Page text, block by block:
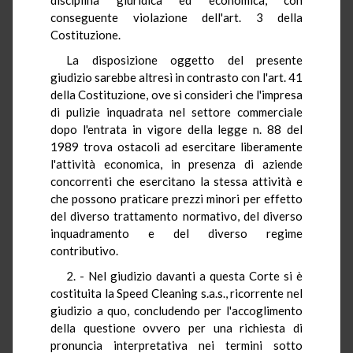
conseguente violazione dell'art. 3 della
Costituzione.
La disposizione oggetto del presente
giudizio sarebbe altresì in contrasto con l'art. 41
della Costituzione, ove si consideri che l'impresa
di pulizie inquadrata nel settore commerciale
dopo l'entrata in vigore della legge n. 88 del
1989 trova ostacoli ad esercitare liberamente
l'attività economica, in presenza di aziende
concorrenti che esercitano la stessa attività e
che possono praticare prezzi minori per effetto
del diverso trattamento normativo, del diverso
inquadramento e del diverso regime
contributivo.
2. - Nel giudizio davanti a questa Corte si è
costituita la Speed Cleaning s.a.s., ricorrente nel
giudizio a quo, concludendo per l'accoglimento
della questione ovvero per una richiesta di
pronuncia interpretativa nei termini sotto